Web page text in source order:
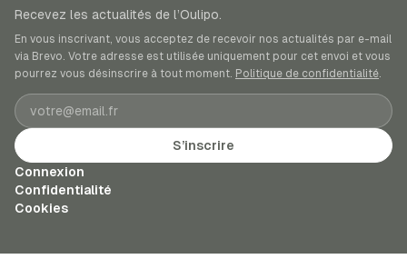
Recevez les actualités de l’Oulipo.
En vous inscrivant, vous acceptez de recevoir nos actualités par e-mail
via Brevo. Votre adresse est utilisée uniquement pour cet envoi et vous
pourrez vous désinscrire à tout moment. Politique de confidentialité.
Adresse e-mail
S’inscrire
Connexion
Confidentialité
Cookies